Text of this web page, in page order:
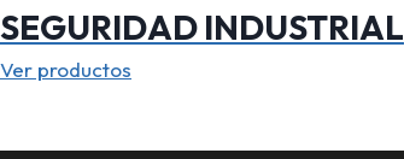
SEGURIDAD INDUSTRIAL
Ver productos